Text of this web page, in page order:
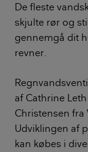
De fleste
skjulte rør og
gennemgå dit
revner.
af Cathrine
Christensen fra
Udviklingen af
kan købes i